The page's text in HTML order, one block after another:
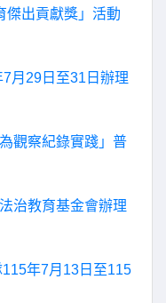
傑出貢獻獎」活動
月29日至31日辦理
觀察紀錄實踐」普
治教育基金會辦理
年7月13日至115